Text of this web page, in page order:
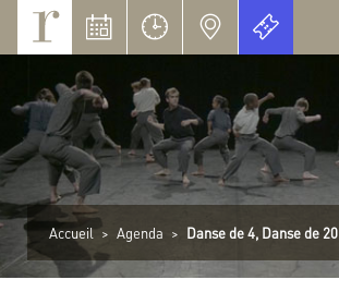
Accueil > Agenda > Danse de 4, Danse de 20
Panneau de gestion des cookies